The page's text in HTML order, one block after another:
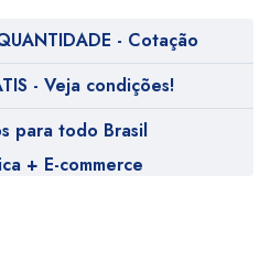
- Cotação
- Veja condições!
para todo Brasil
+ E-commerce